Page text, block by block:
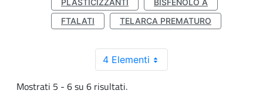
PLASTICIZZANTI
BISFENOLO A
FTALATI
TELARCA PREMATURO
4 Elementi
Mostrati 5 - 6 su 6 risultati.